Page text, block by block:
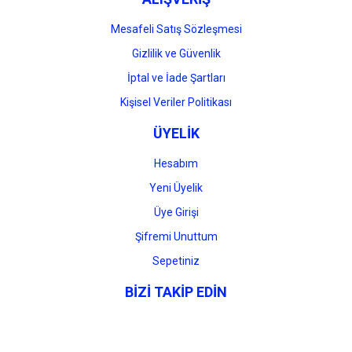
Mesafeli Satış Sözleşmesi
Gizlilik ve Güvenlik
İptal ve İade Şartları
Kişisel Veriler Politikası
ÜYELİK
Hesabım
Yeni Üyelik
Üye Girişi
Şifremi Unuttum
Sepetiniz
BİZİ TAKİP EDİN